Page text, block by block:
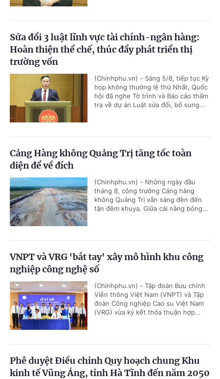
Sửa đổi 3 luật lĩnh vực tài chính-ngân hàng:
Hoàn thiện thể chế, thúc đẩy phát triển thị
trường vốn
(Chinhphu.vn) - Sáng 5/8, tiếp tục Kỳ
họp không thường lệ thứ Nhất, Quốc
hội đã nghe Tờ trình và Báo cáo thẩm
tra về dự án Luật sửa đổi, bổ sung...
Cảng Hàng không Quảng Trị tăng tốc toàn
diện để về đích
(Chinhphu.vn) - Những ngày đầu
tháng 8, công trường Cảng hàng
không Quảng Trị vẫn sáng đèn đến
tận đêm khuya. Giữa cái nắng bỏng...
VNPT và VRG 'bắt tay' xây mô hình khu công
nghiệp công nghệ số
(Chinhphu.vn) - Tập đoàn Bưu chính
Viễn thông Việt Nam (VNPT) và Tập
đoàn Công nghiệp Cao su Việt Nam
(VRG) vừa ký kết thỏa thuận hợp...
Phê duyệt Điều chỉnh Quy hoạch chung Khu
kinh tế Vũng Áng, tỉnh Hà Tĩnh đến năm 2050